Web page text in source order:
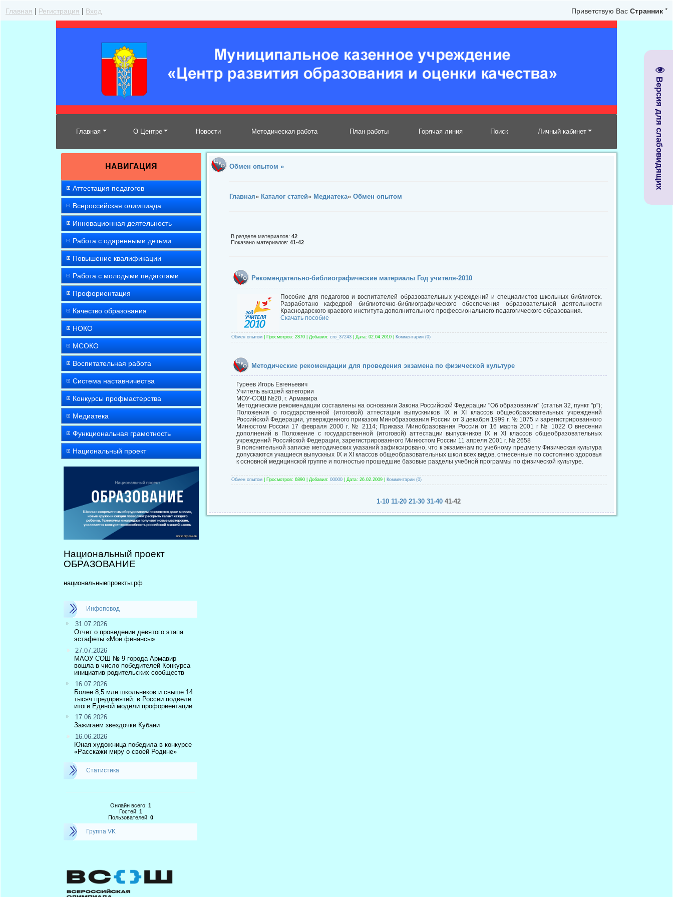
Версия для слабовидящих
Главная | Регистрация | Вход Приветствую Вас Странник *
Главная О Центре Новости Методическая работа План работы Горячая линия Поиск Личный кабинет
НАВИГАЦИЯ
Аттестация педагогов
Всероссийская олимпиада
Инновационная деятельность
Работа с одаренными детьми
Повышение квалификации
Работа с молодыми педагогами
Профориентация
Качество образования
НОКО
МСОКО
Воспитательная работа
Система наставничества
Конкурсы профмастерства
Медиатека
Функциональная грамотность
Национальный проект
Национальный проект
ОБРАЗОВАНИЕ
национальныепроекты.рф
Инфоповод
31.07.2026
Отчет о проведении девятого этапа
эстафеты «Мои финансы»
27.07.2026
МАОУ СОШ № 9 города Армавир
вошла в число победителей Конкурса
инициатив родительских сообществ
16.07.2026
Более 8,5 млн школьников и свыше 14
тысяч предприятий: в России подвели
итоги Единой модели профориентации
17.06.2026
Зажигаем звездочки Кубани
16.06.2026
Юная художница победила в конкурсе
«Расскажи миру о своей Родине»
Статистика
Онлайн всего: 1
Гостей: 1
Пользователей: 0
Группа VK
Обмен опытом »
Главная» Каталог статей» Медиатека» Обмен опытом
В разделе материалов: 42
Показано материалов: 41-42
Рекомендательно-библиографические материалы Год учителя-2010
Пособие для педагогов и воспитателей образовательных учреждений и специалистов школьных библиотек.
Разработано кафедрой библиотечно-библиографического обеспечения образовательной деятельности
Краснодарского краевого института дополнительного профессионального педагогического образования.
Скачать пособие
Обмен опытом Просмотров: 2870 Добавил: cro_37243 Дата: 02.04.2010 Комментарии (0)
Методические рекомендации для проведения экзамена по физической культуре
Гуреев Игорь Евгеньевич
Учитель высшей категории
МОУ-СОШ №20, г. Армавира
Методические рекомендации составлены на основании Закона Российской Федерации "Об образовании" (статья 32, пункт "р");
Положения о государственной (итоговой) аттестации выпускников IX и XI классов общеобразовательных учреждений
Российской Федерации, утвержденного приказом Минобразования России от 3 декабря 1999 г. № 1075 и зарегистрированного
Минюстом России 17 февраля 2000 г. № 2114; Приказа Минобразования России от 16 марта 2001 г № 1022 О внесении
дополнений в Положение с государственной (итоговой) аттестации выпускников IX и XI классов общеобразовательных
учреждений Российской Федерации, зарегистрированного Минюстом России 11 апреля 2001 г. № 2658
В пояснительной записке методических указаний зафиксировано, что к экзаменам по учебному предмету Физическая культура
допускаются учащиеся выпускных IX и XI классов общеобразовательных школ всех видов, отнесенные по состоянию здоровья
к основной медицинской группе и полностью прошедшие базовые разделы учебной программы по физической культуре.
Обмен опытом Просмотров: 6890 Добавил: 00000 Дата: 26.02.2009 Комментарии (0)
1-10 11-20 21-30 31-40 41-42